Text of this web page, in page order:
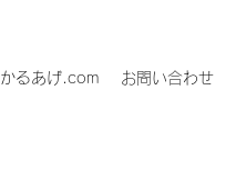
かるあげ.com お問い合わせ